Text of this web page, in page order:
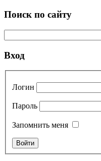
Поиск по сайту
Вход
Логин
Пароль
Запомнить меня